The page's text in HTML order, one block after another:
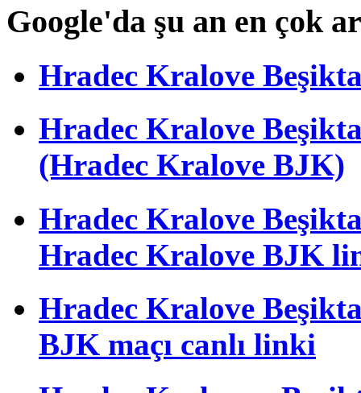
Google'da şu an en çok
Hradec Kralove
Hradec Kralove
(Hradec Kralove BJK)
Hradec Kralove
Hradec Kralove BJK
Hradec Kralove
BJK maçı canlı linki